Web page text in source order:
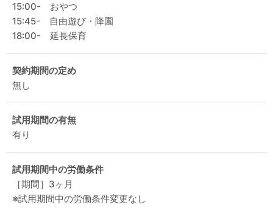
15:00- おやつ
15:45- 自由遊び・降園
18:00- 延長保育
契約期間の定め
無し
試用期間の有無
有り
試用期間中の労働条件
［期間］3ヶ月
※試用期間中の労働条件変更なし